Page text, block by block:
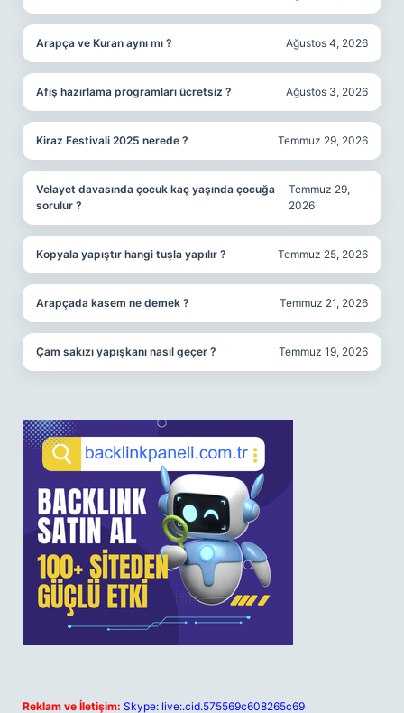
Arapça ve Kuran aynı mı ? Ağustos 4, 2026
Afiş hazırlama programları ücretsiz ? Ağustos 3, 2026
Kiraz Festivali 2025 nerede ? Temmuz 29, 2026
Velayet davasında çocuk kaç yaşında çocuğa
sorulur ?
Temmuz 29,
2026
Kopyala yapıştır hangi tuşla yapılır ? Temmuz 25, 2026
Arapçada kasem ne demek ? Temmuz 21, 2026
Çam sakızı yapışkanı nasıl geçer ? Temmuz 19, 2026
Reklam ve İletişim: Skype: live:.cid.575569c608265c69